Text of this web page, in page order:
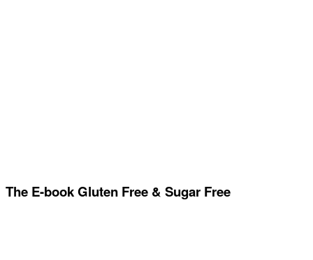
The E-book Gluten Free & Sugar Free